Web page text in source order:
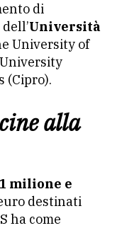
di
Università
University of
(Cipro).
alla
1 milione e
destinati
ha come